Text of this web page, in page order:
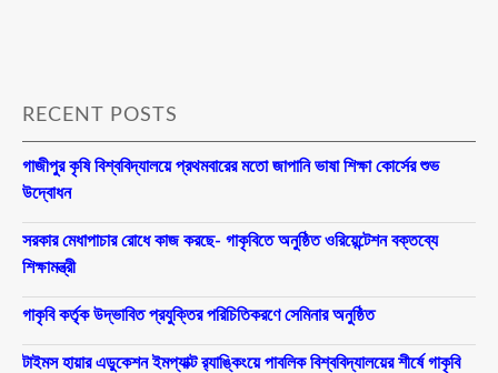
RECENT POSTS
গাজীপুর কৃষি বিশ্ববিদ্যালয়ে প্রথমবারের মতো জাপানি ভাষা শিক্ষা কোর্সের শুভ
উদ্বোধন
সরকার মেধাপাচার রোধে কাজ করছে- গাকৃবিতে অনুষ্ঠিত ওরিয়েন্টেশন বক্তব্যে
শিক্ষামন্ত্রী
গাকৃবি কর্তৃক উদ্ভাবিত প্রযুক্তির পরিচিতিকরণে সেমিনার অনুষ্ঠিত
টাইমস হায়ার এডুকেশন ইমপ্যাক্ট র‍্যাঙ্কিংয়ে পাবলিক বিশ্ববিদ্যালয়ের শীর্ষে গাকৃবি